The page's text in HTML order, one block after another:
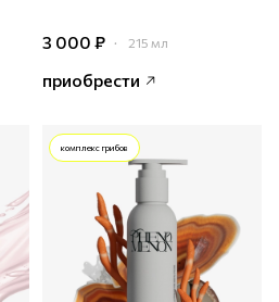
3 000 ₽ 215 мл
приобрести
комплекс грибов